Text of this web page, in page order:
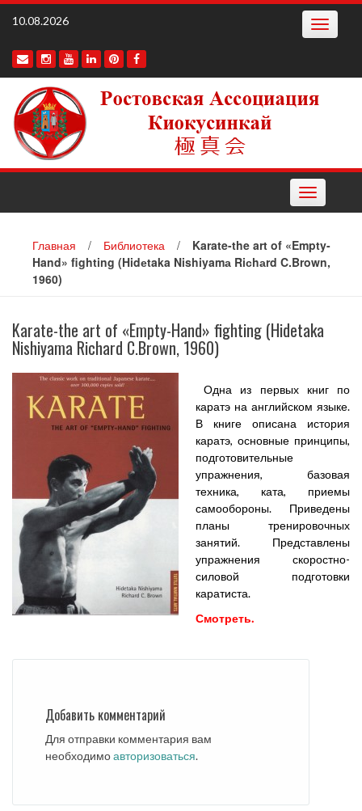
Наверх
10.08.2026 Toggle
Toggle
navigation
Главная / Библиотека /
Karate-the art of «Empty-
Hand» fighting (Hidеtaka Nishiyamа Riсhаrd C.Brown,
1960)
Karate-the art of «Empty-Hand» fighting (Hidеtaka
Nishiyamа Riсhаrd C.Brown, 1960)
Одна из первых книг по
каратэ на английском языке.
В книге описана история
каратэ, основные принципы,
подготовительные
упражнения, базовая
техника, ката, приемы
самообороны. Приведены
планы тренировочных
занятий. Представлены
упражнения скоростно-
силовой подготовки
каратиста.
Смотреть.
Добавить комментарий
Для отправки комментария вам
необходимоавторизоваться.